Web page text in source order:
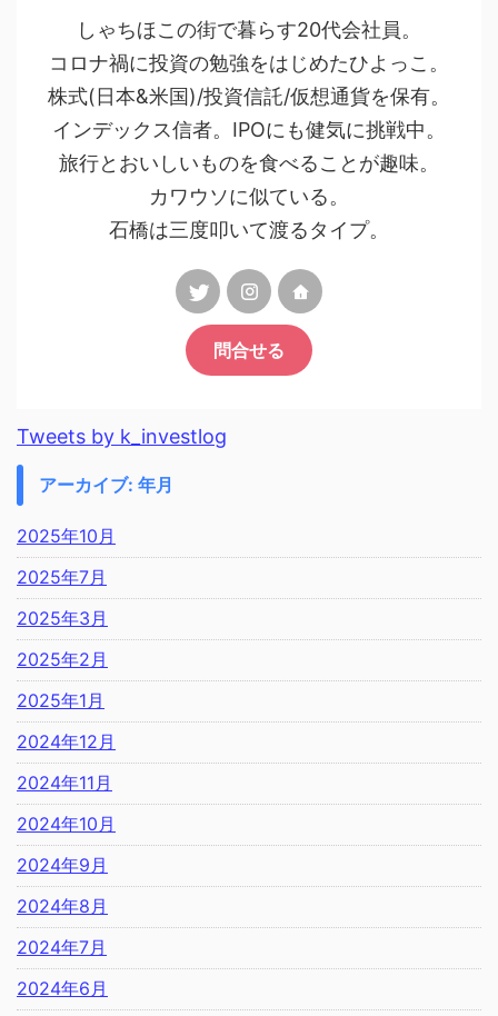
しゃちほこの街で暮らす20代会社員。
コロナ禍に投資の勉強をはじめたひよっこ。
株式(日本&米国)/投資信託/仮想通貨を保有。
インデックス信者。IPOにも健気に挑戦中。
旅行とおいしいものを食べることが趣味。
カワウソに似ている。
石橋は三度叩いて渡るタイプ。
問合せる
Tweets by k_investlog
アーカイブ: 年月
2025年10月
2025年7月
2025年3月
2025年2月
2025年1月
2024年12月
2024年11月
2024年10月
2024年9月
2024年8月
2024年7月
2024年6月